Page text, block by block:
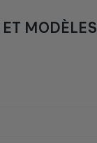
MODÈLES